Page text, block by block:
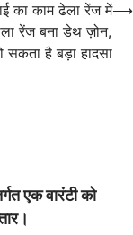
का काम ढेला रेंज में
रेंज बना डेथ ज़ोन,
सकता है बड़ा हादसा
⟶
एक वारंटी को